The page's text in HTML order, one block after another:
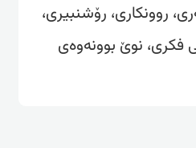
روونکاری، رۆشنبیری،
فکری، نوێ بوونەوەی